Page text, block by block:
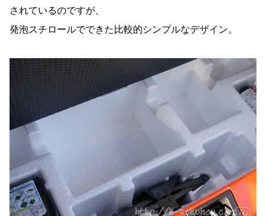
されているのですが、
発泡スチロールでできた比較的シンプルなデザイン。